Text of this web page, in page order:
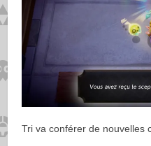
Tri va conférer de nouvelles